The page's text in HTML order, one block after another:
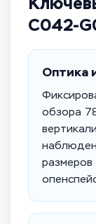
C042-
Оптика
обзора
размеров